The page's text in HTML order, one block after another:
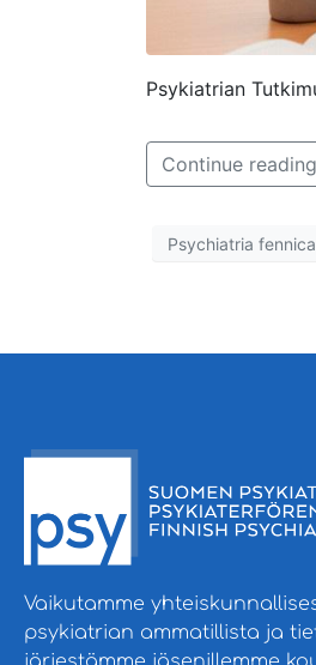
Psykiatrian
Continue reading
Psychiatria
Vaikutamme
psykiatrian ammatillista ja